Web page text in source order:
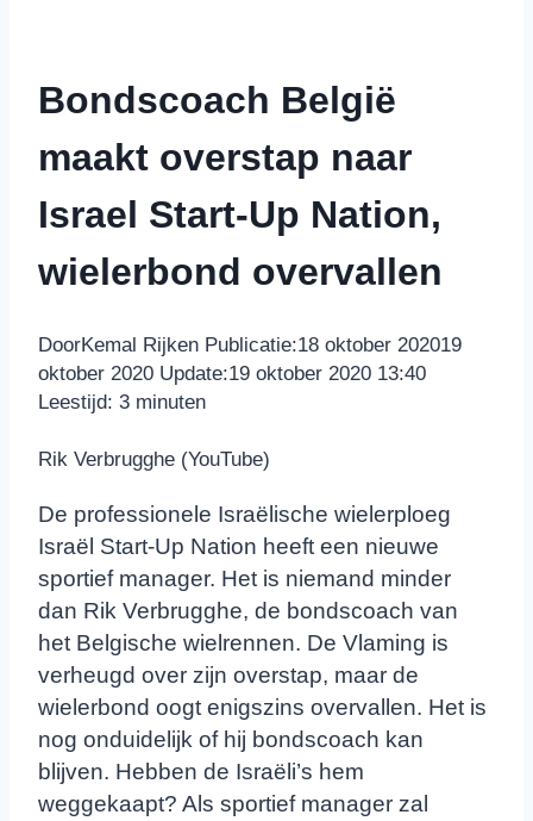
Bondscoach België
maakt overstap naar
Israel Start-Up Nation,
wielerbond overvallen
DoorKemal Rijken Publicatie:18 oktober 202019
oktober 2020 Update:19 oktober 2020 13:40
Leestijd: 3 minuten
Rik Verbrugghe (YouTube)
De professionele Israëlische wielerploeg
Israël Start-Up Nation heeft een nieuwe
sportief manager. Het is niemand minder
dan Rik Verbrugghe, de bondscoach van
het Belgische wielrennen. De Vlaming is
verheugd over zijn overstap, maar de
wielerbond oogt enigszins overvallen. Het is
nog onduidelijk of hij bondscoach kan
blijven. Hebben de Israëli’s hem
weggekaapt? Als sportief manager zal